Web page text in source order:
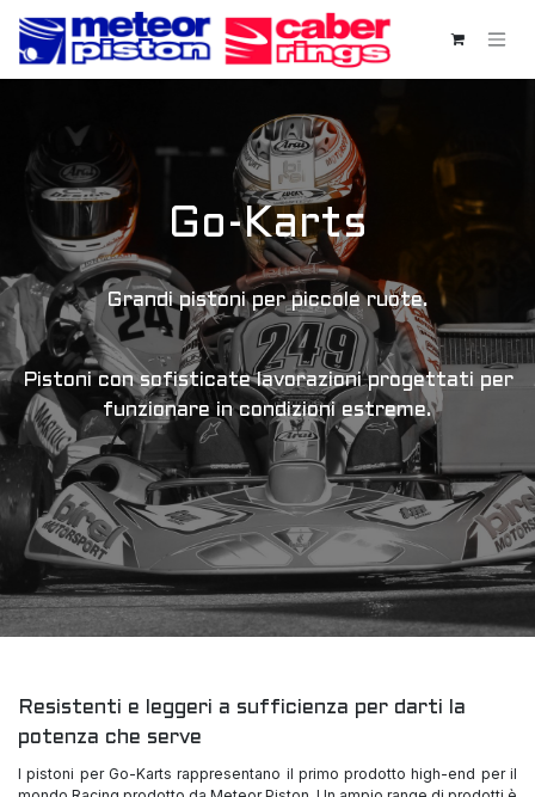
Passa al contenuto
Go-Karts
Grandi pistoni per piccole ruote.
Pistoni con sofisticate lavorazioni progettati per
funzionare in condizioni estreme.
Resistenti e leggeri a sufficienza per darti la
potenza che serve
I pistoni per Go-Karts rappresentano il primo prodotto high-end per il